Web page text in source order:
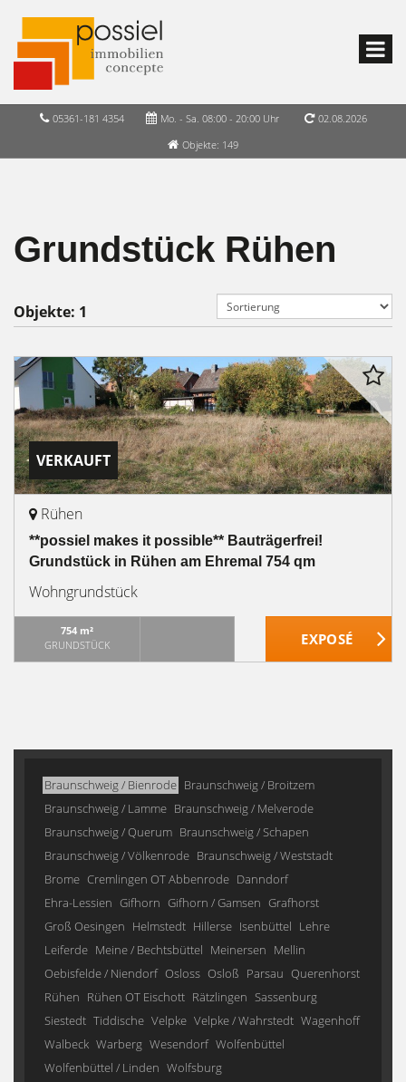
05361-181 4354 Mo. - Sa. 08:00 - 20:00 Uhr
02.08.2026
Objekte: 149
Grundstück Rühen
Objekte: 1
VERKAUFT
Rühen
**possiel makes it possible** Bauträgerfrei!
Grundstück in Rühen am Ehremal 754 qm
Wohngrundstück
754 m²
GRUNDSTÜCK
Braunschweig / Bienrode Braunschweig / Broitzem
Braunschweig / Lamme Braunschweig / Melverode
Braunschweig / Querum Braunschweig / Schapen
Braunschweig / Völkenrode Braunschweig / Weststadt
Brome Cremlingen OT Abbenrode Danndorf
Ehra-Lessien Gifhorn Gifhorn / Gamsen Grafhorst
Groß Oesingen Helmstedt Hillerse Isenbüttel Lehre
Leiferde Meine / Bechtsbüttel Meinersen Mellin
Oebisfelde / Niendorf Osloss Osloß Parsau Querenhorst
Rühen Rühen OT Eischott Rätzlingen Sassenburg
Siestedt Tiddische Velpke Velpke / Wahrstedt Wagenhoff
Walbeck Warberg Wesendorf Wolfenbüttel
Wolfenbüttel / Linden Wolfsburg